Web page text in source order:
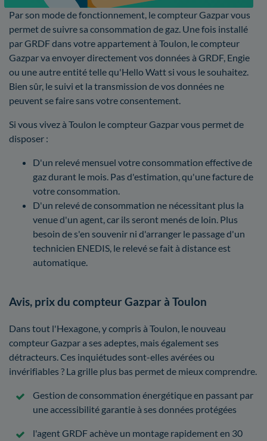
Par son mode de fonctionnement, le compteur Gazpar vous
permet de suivre sa consommation de gaz. Une fois installé
par GRDF dans votre appartement à Toulon, le compteur
Gazpar va envoyer directement vos données à GRDF, Engie
ou une autre entité telle qu'Hello Watt si vous le souhaitez.
Bien sûr, le suivi et la transmission de vos données ne
peuvent se faire sans votre consentement.
Si vous vivez à Toulon le compteur Gazpar vous permet de
disposer :
D'un relevé mensuel votre consommation effective de
gaz durant le mois. Pas d'estimation, qu'une facture de
votre consommation.
D'un relevé de consommation ne nécessitant plus la
venue d'un agent, car ils seront menés de loin. Plus
besoin de s'en souvenir ni d'arranger le passage d'un
technicien ENEDIS, le relevé se fait à distance est
automatique.
Avis, prix du compteur Gazpar à Toulon
Dans tout l'Hexagone, y compris à Toulon, le nouveau
compteur Gazpar a ses adeptes, mais également ses
détracteurs. Ces inquiétudes sont-elles avérées ou
invérifiables ? La grille plus bas permet de mieux comprendre.
Gestion de consommation énergétique en passant par
une accessibilité garantie à ses données protégées
l'agent GRDF achève un montage rapidement en 30